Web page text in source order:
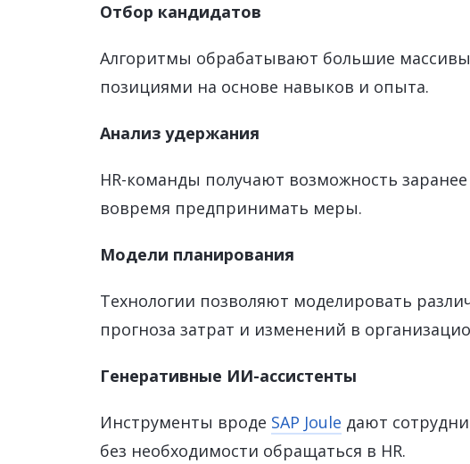
Отбор кандидатов
Алгоритмы обрабатывают большие
позициями на основе навыков и опыта.
Анализ удержания
HR-команды получают возможность
вовремя предпринимать меры.
Модели планирования
Технологии позволяют моделировать
прогноза затрат и изменений в
Генеративные ИИ-ассистенты
Инструменты вроде SAP Joule дают
без необходимости обращаться в HR.